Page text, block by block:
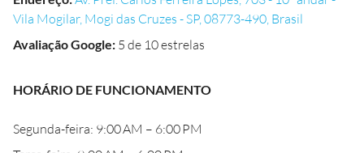
Vila Mogilar, Mogi das Cruzes - SP, 08773-490, Brasil
Avaliação Google: 5 de 10 estrelas
HORÁRIO DE FUNCIONAMENTO
Segunda-feira: 9:00 AM – 6:00 PM